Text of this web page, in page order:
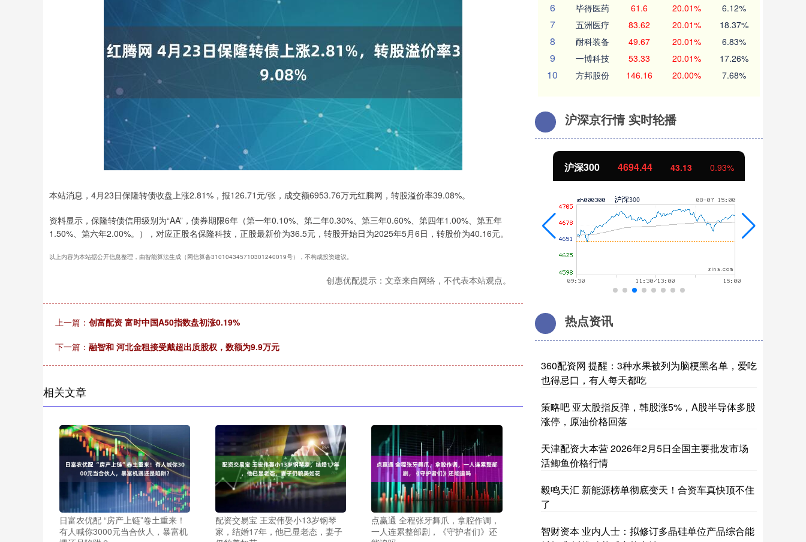
本站消息，4月23日保隆转债收盘上涨2.81%，报126.71元/张，成交额6953.76万元红腾网，转股溢价率39.08%。
资料显示，保隆转债信用级别为“AA”，债券期限6年（第一年0.10%、第二年0.30%、第三年0.60%、第四年1.00%、第五年
1.50%、第六年2.00%。），对应正股名保隆科技，正股最新价为36.5元，转股开始日为2025年5月6日，转股价为40.16元。
以上内容为本站据公开信息整理，由智能算法生成（网信算备310104345710301240019号），不构成投资建议。
创惠优配提示：文章来自网络，不代表本站观点。
上一篇： 创富配资 富时中国A50指数盘初涨0.19%
下一篇： 融智和 河北金租接受戴超出质股权，数额为9.9万元
相关文章
日富农优配 “房产上链”卷土重来！
有人喊你3000元当合伙人，暴富机
配资交易宝 王宏伟娶小13岁钢琴
家，结婚17年，他已显老态，妻子
点赢通 全程张牙舞爪，拿腔作调，
一人连累整部剧，《守护者们》还
6 毕得医药 61.6 20.01% 6.12%
7 五洲医疗 83.62 20.01% 18.37%
8 耐科装备 49.67 20.01% 6.83%
9 一博科技 53.33 20.01% 17.26%
10 方邦股份 146.16 20.00% 7.68%
沪深京行情 实时轮播
深证成指 14311.01 200.89 1.42% 沪深300 4694.44 43.13 北证50 1134.24 11.37 1.01%
热点资讯
360配资网 提醒：3种水果被列为脑梗黑名单，爱吃
也得忌口，有人每天都吃
策略吧 亚太股指反弹，韩股涨5%，A股半导体多股
涨停，原油价格回落
天津配资大本营 2026年2月5日全国主要批发市场
活鲫鱼价格行情
毅鸣天汇 新能源榜单彻底变天！合资车真快顶不住
了
智财资本 业内人士：拟修订多晶硅单位产品综合能